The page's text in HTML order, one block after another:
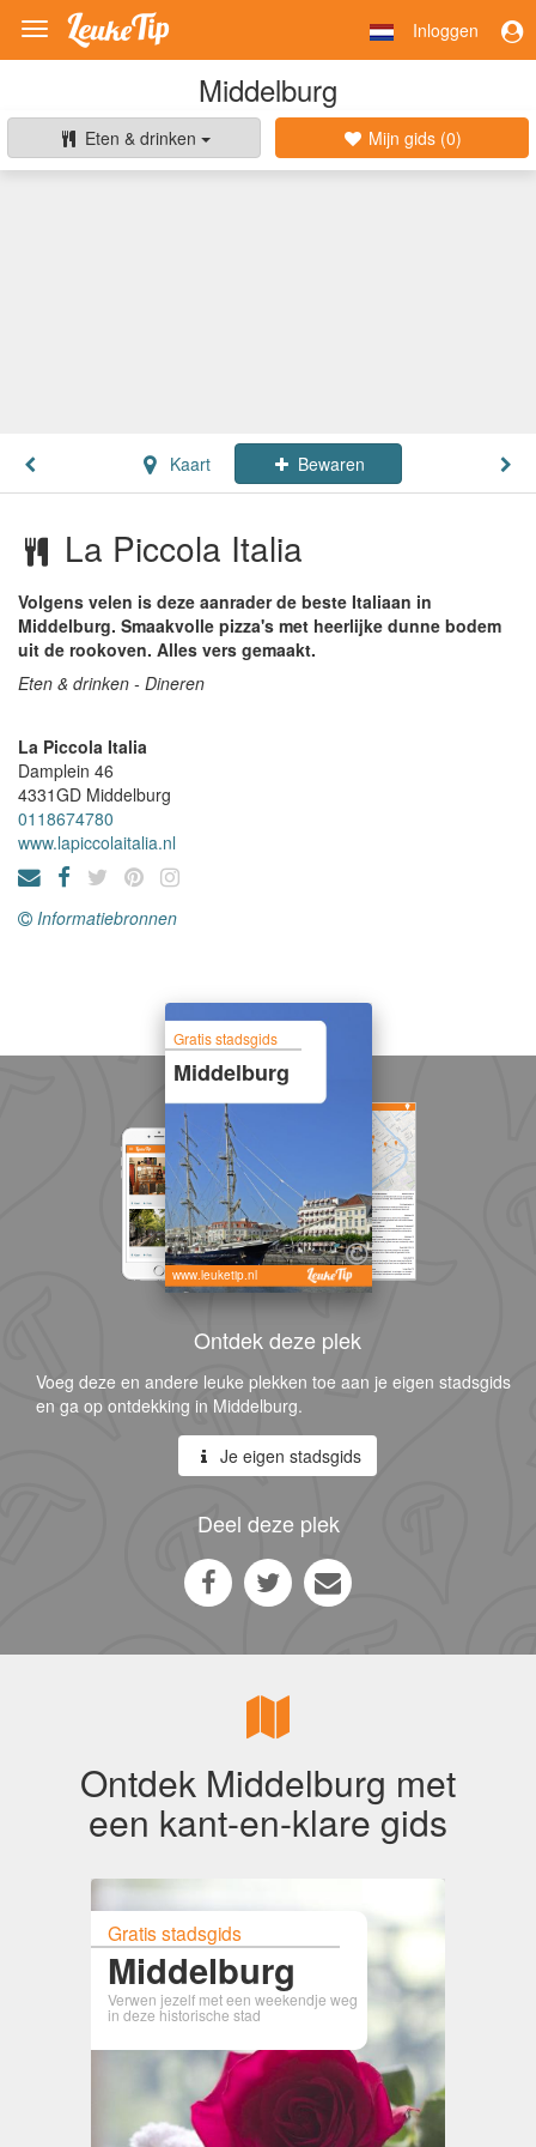
Toggle
navigation
Inloggen
Middelburg
Eten & drinken Mijn gids (0)
Kaart Bewaren
La Piccola Italia
Volgens velen is deze aanrader de beste Italiaan in
Middelburg. Smaakvolle pizza's met heerlijke dunne bodem
uit de rookoven. Alles vers gemaakt.
Eten & drinken - Dineren
La Piccola Italia
Damplein 46
4331GD Middelburg
0118674780
www.lapiccolaitalia.nl
Informatiebronnen
Gratis stadsgids
Middelburg
www.leuketip.nl
Ontdek deze plek
Voeg deze en andere leuke plekken toe aan je eigen stadsgids
en ga op ontdekking in Middelburg.
Je eigen stadsgids
Deel deze plek
Ontdek Middelburg met
een kant-en-klare gids
Gratis stadsgids
Middelburg
Verwen jezelf met een weekendje weg
in deze historische stad